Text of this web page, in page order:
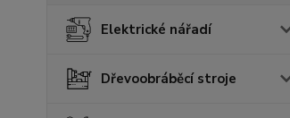
Elektrické nářadí
Dřevoobráběcí stroje